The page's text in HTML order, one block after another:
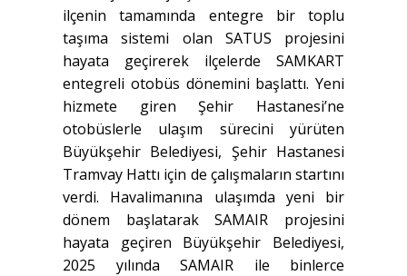
ilçenin tamamında entegre bir toplu
taşıma sistemi olan SATUS projesini
hayata geçirerek ilçelerde SAMKART
entegreli otobüs dönemini başlattı. Yeni
hizmete giren Şehir Hastanesi’ne
otobüslerle ulaşım sürecini yürüten
Büyükşehir Belediyesi, Şehir Hastanesi
Tramvay Hattı için de çalışmaların startını
verdi. Havalimanına ulaşımda yeni bir
dönem başlatarak SAMAIR projesini
hayata geçiren Büyükşehir Belediyesi,
2025 yılında SAMAIR ile binlerce